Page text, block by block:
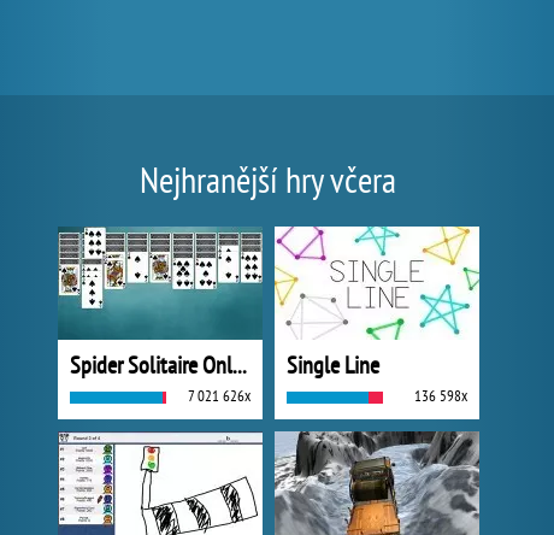
Nejhranější hry včera
Spider Solitaire Online
7 021 626x
Single Line
136 598x